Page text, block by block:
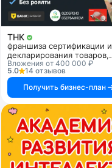
ТНК
франшиза сертификации и
декларирования товаров,
продукции и услуг
Вложения от 400 000 ₽
5.0
14 отзывов
Получить бизнес-план